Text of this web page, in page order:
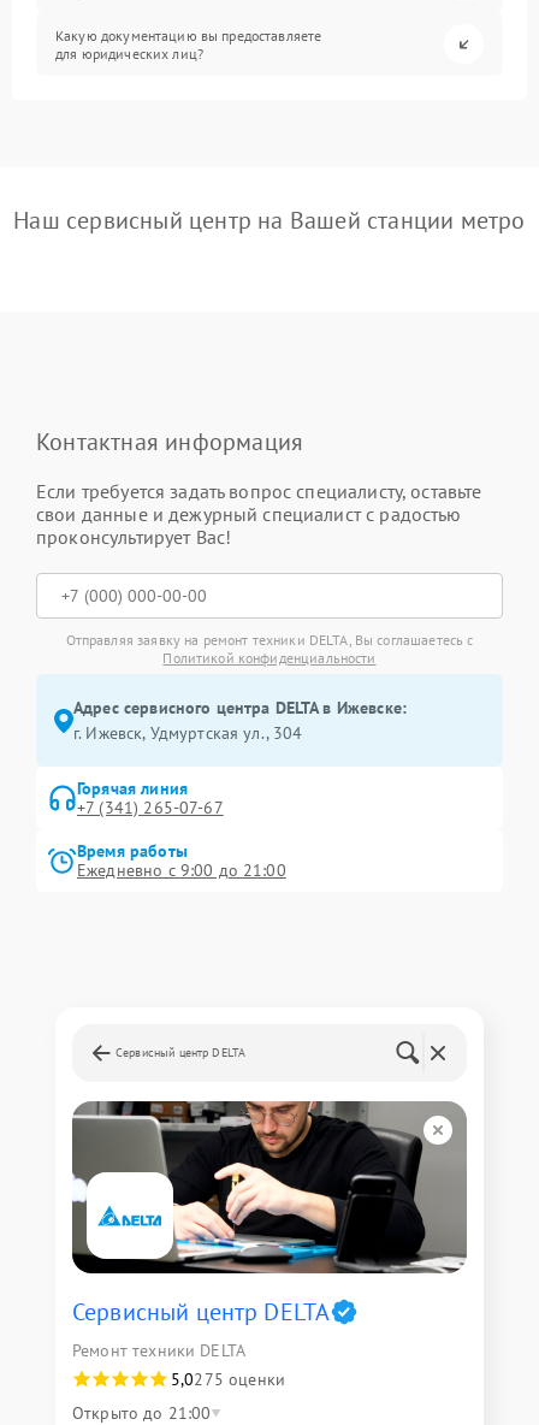
Какую документацию вы предоставляете
для юридических лиц?
Наш сервисный центр на Вашей станции метро
Контактная информация
Если требуется задать вопрос специалисту, оставьте
свои данные и дежурный специалист с радостью
проконсультирует Вас!
Отправляя заявку на ремонт техники DELTA, Вы соглашаетесь с
Политикой конфиденциальности
Адрес сервисного центра DELTA в Ижевске:
г. Ижевск, Удмуртская ул., 304
Горячая линия
+7 (341) 265-07-67
Время работы
Ежедневно с 9:00 до 21:00
Сервисный центр DELTA
Сервисный центр DELTA
Ремонт техники DELTA
5,0275 оценки
Открыто до 21:00